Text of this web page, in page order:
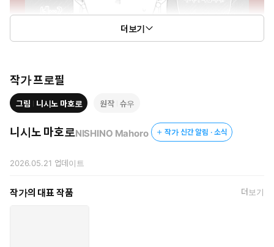
더보기
작가 프로필
그림 니시노 마호로 원작 슈우
니시노 마호로NISHINO Mahoro 작가 신간 알림 · 소식
2026.05.21 업데이트
작가의 대표 작품 더보기